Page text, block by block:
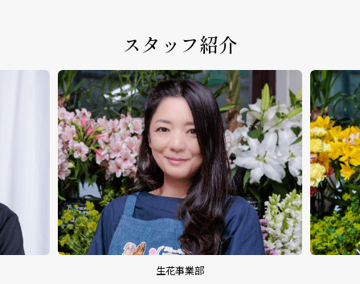
スタッフ紹介
生花事業部